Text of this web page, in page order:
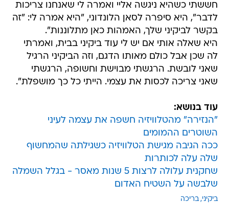
חששתי כשהיא ניגשה אליי ואמרה לי שאנחנו צריכות
לדבר", היא סיפרה לסאן הלונדוני, "היא אמרה לי: "זה
בקשר לביקיני שלך, האמהות כאן מתלוננות".
היא שאלה אותי אם יש לי עוד ביקיני בבית, ואמרתי
לה שכן אבל כולם מאותו הדגם, וזה הביקיני הרגיל
שאני לובשת. הרגשתי מבוישת וחשופה, הרגשתי
שאני צריכה לכסות את עצמי. הייתי כל כך מושפלת".
עוד בנושא:
"הנזירה" מהטלוויזיה חשפה את עצמה לעיני
השוטרים ההמומים
ככה הגיבה מגישת הטלוויזיה כשגילתה שהמחשוף
שלה עלה לכותרות
שחקנית עלולה לרצות 5 שנות מאסר - בגלל השמלה
שלבשה על השטיח האדום
ביקיני בריכה